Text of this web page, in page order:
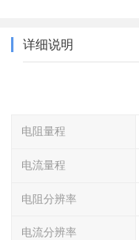
详细说明
电阻量程
电流量程
电阻分辨率
电流分辨率